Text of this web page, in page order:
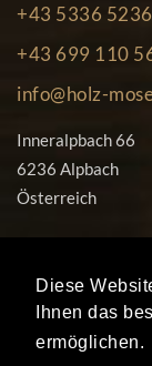
Diese
Ihnen das
ermöglichen.
+43 5336 5236
+43 699 110
info@holz-
Inneralpbach 66
6236 Alpbach
Österreich